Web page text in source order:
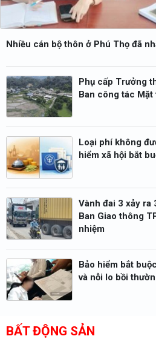
Nhiều cán bộ thôn ở Phú Thọ đã
Phụ cấp Trưởng
Ban công tác Mặt
Loại phí không
hiểm xã hội bắt
Vành đai 3 xảy ra
Ban Giao thông
nhiệm
Bảo hiểm bắt
và nỗi lo bồi
BẤT ĐỘNG SẢN